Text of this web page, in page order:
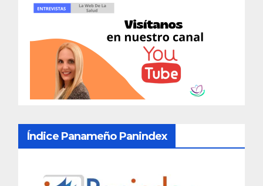
Índice Panameño Panindex